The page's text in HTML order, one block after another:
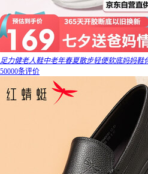
足力健老人鞋中老年春夏散步轻便软底妈妈鞋
50000条评价